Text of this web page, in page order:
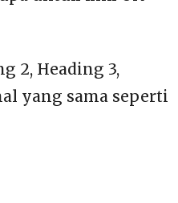
2, Heading 3,
yang sama seperti